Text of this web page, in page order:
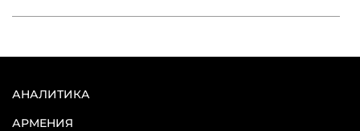
АНАЛИТИКА
АРМЕНИЯ